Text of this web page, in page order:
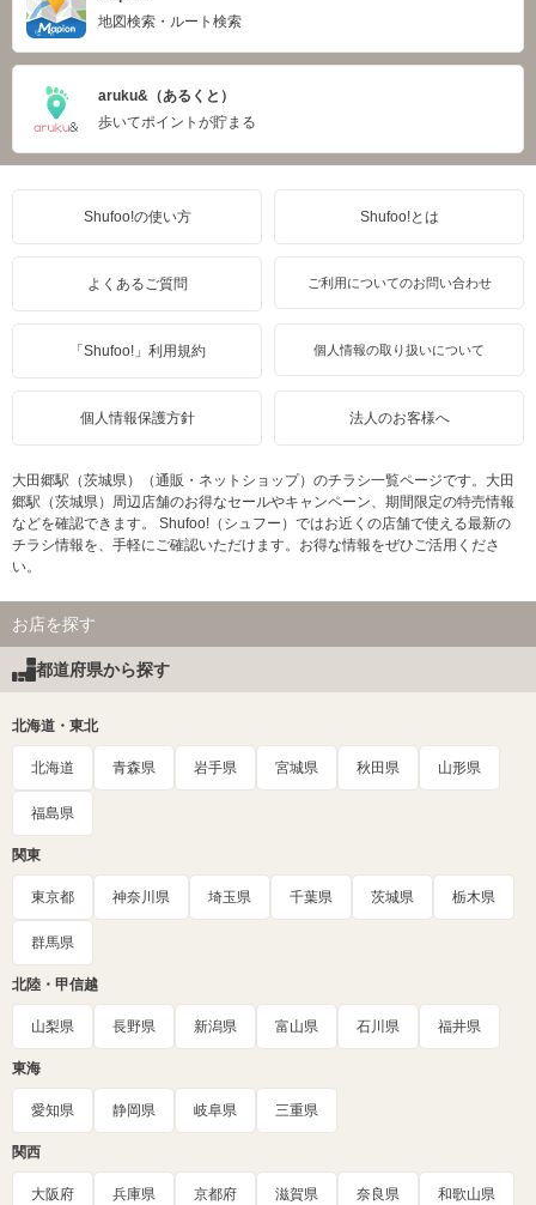
地図検索・ルート検索
aruku&（あるくと）
歩いてポイントが貯まる
Shufoo!の使い方 Shufoo!とは
よくあるご質問 ご利用についてのお問い合わせ
「Shufoo!」利用規約 個人情報の取り扱いについて
個人情報保護方針 法人のお客様へ
大田郷駅（茨城県）（通販・ネットショップ）のチラシ一覧ページです。大田
郷駅（茨城県）周辺店舗のお得なセールやキャンペーン、期間限定の特売情報
などを確認できます。 Shufoo!（シュフー）ではお近くの店舗で使える最新の
チラシ情報を、手軽にご確認いただけます。お得な情報をぜひご活用くださ
い。
お店を探す
都道府県から探す
北海道・東北
北海道 青森県 岩手県 宮城県 秋田県 山形県
福島県
関東
東京都 神奈川県 埼玉県 千葉県 茨城県 栃木県
群馬県
北陸・甲信越
山梨県 長野県 新潟県 富山県 石川県 福井県
東海
愛知県 静岡県 岐阜県 三重県
関西
大阪府 兵庫県 京都府 滋賀県 奈良県 和歌山県